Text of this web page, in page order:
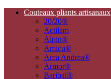
Couteaux pliants artisanaux
20/20®
Actilam
Alpin®
Amicu®
Arca Andrea®
Armor®
Baribal®